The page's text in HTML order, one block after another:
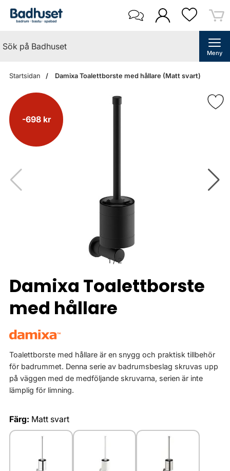
Meny
Startsidan Damixa Toalettborste med hållare (Matt svart)
-698 kr
1/2
Damixa Toalettborste
med hållare
Toalettborste med hållare är en snygg och praktisk tillbehör
för badrummet. Denna serie av badrumsbeslag skruvas upp
på väggen med de medföljande skruvarna, serien är inte
lämplig för limning.
Färg: Matt svart